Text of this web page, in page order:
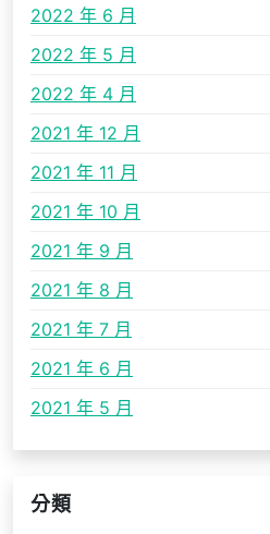
2022 年 6 月
2022 年 5 月
2022 年 4 月
2021 年 12 月
2021 年 11 月
2021 年 10 月
2021 年 9 月
2021 年 8 月
2021 年 7 月
2021 年 6 月
2021 年 5 月
分類